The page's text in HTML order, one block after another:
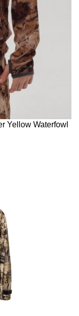
Yellow Waterfowl